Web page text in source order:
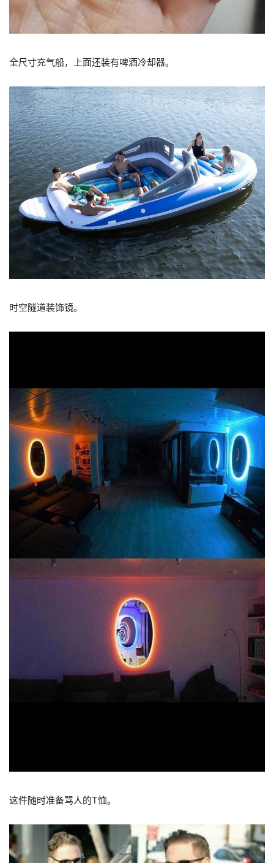
全尺寸充气船，上面还装有啤酒冷却器。
时空隧道装饰镜。
这件随时准备骂人的T恤。